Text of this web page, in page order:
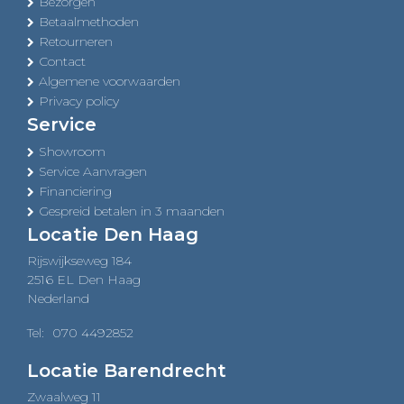
Betaalmethoden
Retourneren
Contact
Algemene voorwaarden
Privacy policy
Service
Showroom
Service Aanvragen
Financiering
Gespreid betalen in 3 maanden
Locatie Den Haag
Rijswijkseweg 184
2516 EL Den Haag
Nederland
Tel: 070 4492852
Locatie Barendrecht
Zwaalweg 11